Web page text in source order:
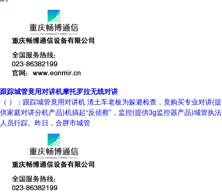
跟踪城管竟用对讲机摩托罗拉无线对讲
（ ）：跟踪城管竟用对讲机 渣土车老板为躲避检查，竟购买专业对讲(提
供家庭对讲分机产品)机搞起“反侦察”，监控(提供3g监控器产品)城管执法
人员行踪。昨日，合胖市城管